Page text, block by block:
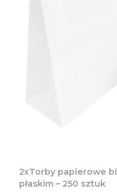
2xTorby papierowe
płaskim – 250 sztuk